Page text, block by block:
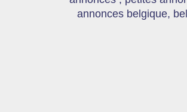
annonces belgique,